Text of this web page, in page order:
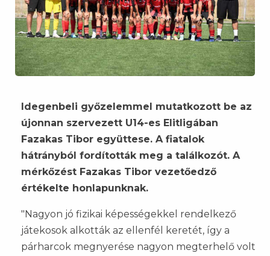
Idegenbeli győzelemmel mutatkozott be az
újonnan szervezett U14-es Elitligában
Fazakas Tibor együttese. A fiatalok
hátrányból fordították meg a találkozót. A
mérkőzést Fazakas Tibor vezetőedző
értékelte honlapunknak.
"Nagyon jó fizikai képességekkel rendelkező
játekosok alkották az ellenfél keretét, így a
párharcok megnyerése nagyon megterhelő volt